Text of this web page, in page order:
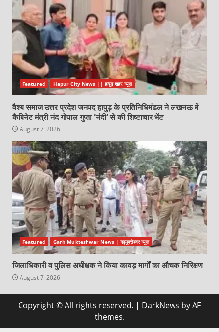
Featured Hapur City News || हापुड़ शहर न्यूज़
वैश्य समाज उत्तर प्रदेश जनपद हापुड़ के प्रतिनिधिमंडल ने लखनऊ में
कैबिनेट मंत्री नंद गोपाल गुप्ता ‘नंदी’ से की शिष्टाचार भेंट
August 7, 2026
Featured Garh Mukteshwar News | गढ़मुक्तेश्वर न्यूज़
जिलाधिकारी व पुलिस अधीक्षक ने किया कावड़ मार्गों का औचक निरिक्षण
August 7, 2026
Copyright © All rights reserved. | DarkNews by AF
themes.